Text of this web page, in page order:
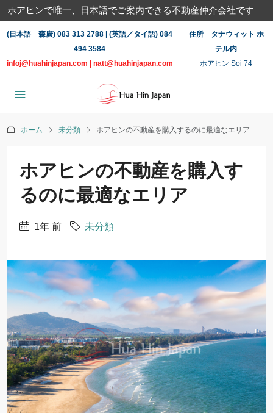
ホアヒンで唯一、日本語でご案内できる不動産仲介会社です
(日本語 森廣) 083 313 2788 | (英語／タイ語) 084
494 3584
infoj@huahinjapan.com
natt@huahinjapan.com
住所 タナウィット ホ
テル内
ホアヒン Soi 74
ホーム 未分類 ホアヒンの不動産を購入するのに最適なエリア
ホアヒンの不動産を購入す
るのに最適なエリア
1年 前 未分類